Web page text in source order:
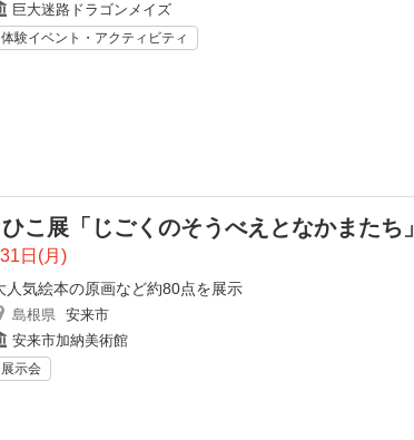
巨大迷路ドラゴンメイズ
体験イベント・アクティビティ
こ展「じごくのそうべえとなかまたち」
日(月)
人気絵本の原画など約80点を展示
島根県 安来市
安来市加納美術館
展示会